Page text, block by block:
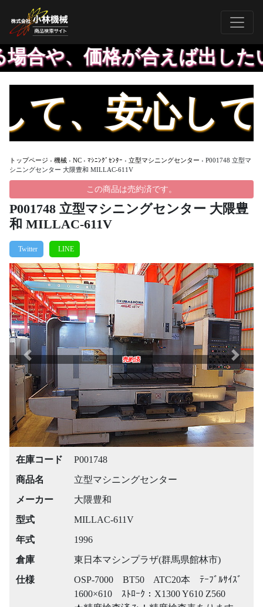
価格が合えば出したい機
安心して
トップページ › 機械 › NC › ﾏｼﾆﾝｸﾞｾﾝﾀｰ › 立型マシニングセンター › P001748 立型マ
シニングセンター 大隈豊和 MILLAC-611V
この商品は売約済です。
P001748 立型マシニングセンター 大隈豊
和 MILLAC-611V
売約済
Previous Next
在庫コード
P001748
商品名
立型マシニングセンター
メーカー
大隈豊和
型式
MILLAC-611V
年式
1996
倉庫
東日本マシンプラザ(群馬県館林市)
仕様
OSP-7000 BT50 ATC20本 ﾃｰﾌﾞﾙｻｲｽﾞ
1600×610 ｽﾄﾛｰｸ：X1300 Y610 Z560